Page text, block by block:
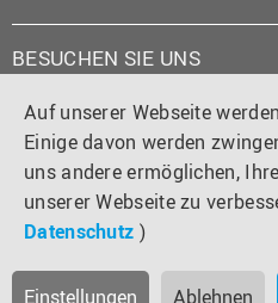
Auf unserer Webseite
Einige davon werden
uns andere ermöglichen,
unserer Webseite zu
Datenschutz )
Einstellungen Ablehnen
BESUCHEN SIE UNS
Instagram
TiktokLinkedIn